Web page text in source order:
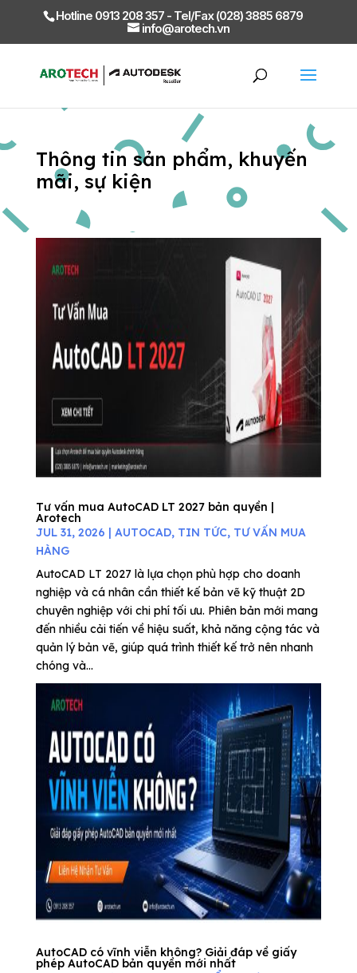
Hotline 0913 208 357 - Tel/Fax (028) 3885 6879
info@arotech.vn
Thông tin sản phẩm, khuyến
mãi, sự kiện
Tư vấn mua AutoCAD LT 2027 bản quyền |
Arotech
JUL 31, 2026 | AUTOCAD, TIN TỨC, TƯ VẤN MUA
HÀNG
AutoCAD LT 2027 là lựa chọn phù hợp cho doanh
nghiệp và cá nhân cần thiết kế bản vẽ kỹ thuật 2D
chuyên nghiệp với chi phí tối ưu. Phiên bản mới mang
đến nhiều cải tiến về hiệu suất, khả năng cộng tác và
quản lý bản vẽ, giúp quá trình thiết kế trở nên nhanh
chóng và...
AutoCAD có vĩnh viễn không? Giải đáp về giấy
phép AutoCAD bản quyền mới nhất